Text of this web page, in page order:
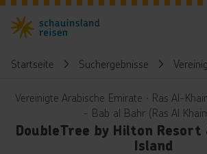
Startseite Suchergebnisse
Vereinigte Arabische Emirate ∙ Ras Al-
- Bab al Bahr (Ras Al
DoubleTree by Hilton Resort
Island